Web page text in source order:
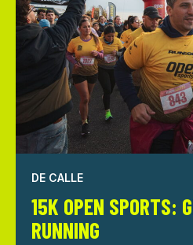
DE CALLE
15K OPEN SPORTS:
RUNNING